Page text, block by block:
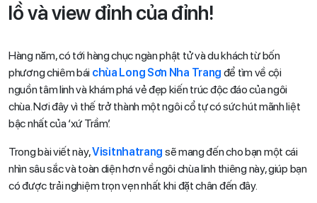
lồ và view đỉnh của đỉnh!
Hàng năm, có tới hàng chục ngàn phật tử và du khách từ bốn
phương chiêm bái chùa Long Sơn Nha Trang để tìm về cội
nguồn tâm linh và khám phá vẻ đẹp kiến trúc độc đáo của ngôi
chùa. Nơi đây vì thế trở thành một ngôi cổ tự có sức hút mãnh liệt
bậc nhất của ‘xứ Trầm’.
Trong bài viết này,Visitnhatrang sẽ mang đến cho bạn một cái
nhìn sâu sắc và toàn diện hơn về ngôi chùa linh thiêng này, giúp bạn
có được trải nghiệm trọn vẹn nhất khi đặt chân đến đây.